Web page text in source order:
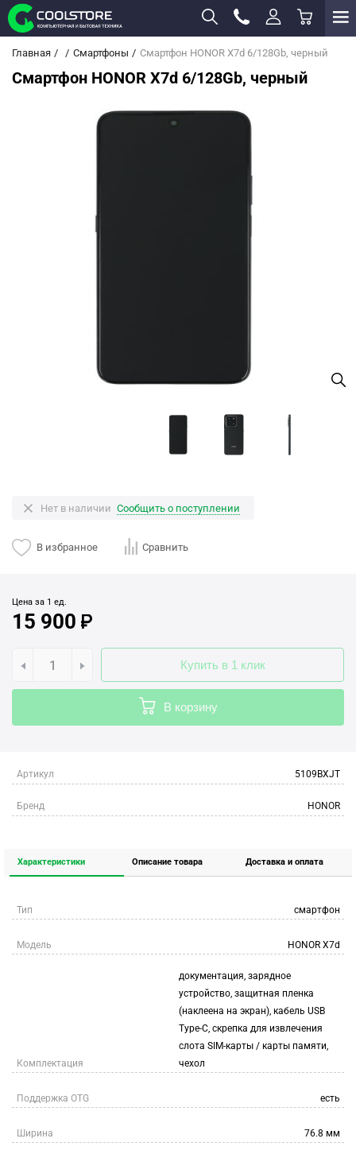
Главная Смартфоны Смартфон HONOR X7d 6/128Gb, черный
Смартфон HONOR X7d 6/128Gb, черный
Нет в наличии Сообщить о поступлении
В избранное Сравнить
Цена за 1 ед.
15 900
Купить в 1 клик
В корзину
Артикул 5109BXJT
Бренд HONOR
Характеристики Описание товара Доставка и оплата
Тип смартфон
Модель HONOR X7d
Комплектация
документация, зарядное
устройство, защитная пленка
(наклеена на экран), кабель USB
Type-C, скрепка для извлечения
слота SIM-карты / карты памяти,
чехол
Поддержка OTG есть
Ширина 76.8 мм